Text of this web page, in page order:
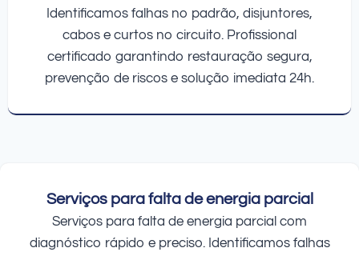
Identificamos falhas no padrão, disjuntores,
cabos e curtos no circuito. Profissional
certificado garantindo restauração segura,
prevenção de riscos e solução imediata 24h.
Serviços para falta de energia parcial
Serviços para falta de energia parcial com
diagnóstico rápido e preciso. Identificamos falhas